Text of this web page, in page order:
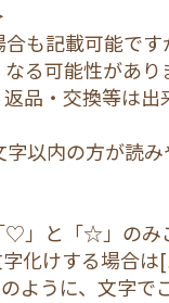
合も記載可能で
る可能性があり
品・交換等は出
字以内の方が読
♡」と「☆」のみ
化けする場合
ように、文字で